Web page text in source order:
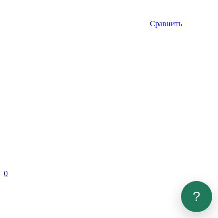
Сравнить
0
?